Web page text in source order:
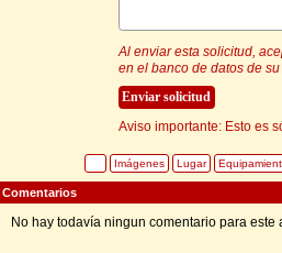
Al enviar esta solicitud,
en el banco de datos de
Aviso importante: Esto es
Imágenes Lugar
Comentarios
No hay todavía ningun comentario para este